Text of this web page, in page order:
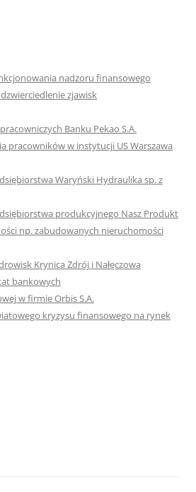
nadzoru finansowego
zjawisk
Banku Pekao S.A.
pracowników w instytucji US Warszawa
Waryński Hydraulika sp. z
produkcyjnego Nasz Produkt
np. zabudowanych nieruchomości
Krynica Zdrój i Nałęczowa
bankowych
w firmie Orbis S.A.
kryzysu finansowego na rynek